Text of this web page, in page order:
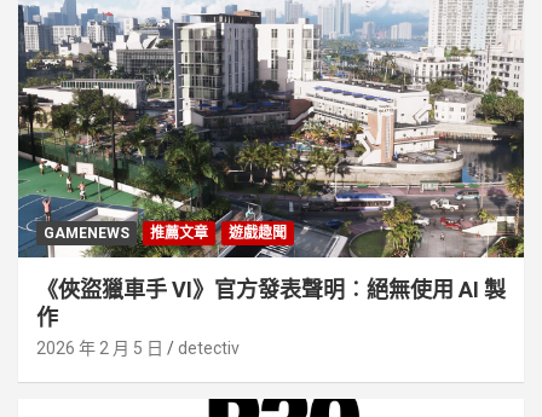
GAMENEWS 推薦文章 遊戲趣聞
《俠盜獵車手 VI》官方發表聲明︰絕無使用 AI 製
作
2026 年 2 月 5 日 detectiv